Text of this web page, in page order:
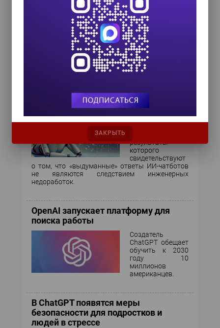
мире ретейлер
расширяет сферу
применения ИИ,
стремясь
добиться
сокращения затрат и предложить новые
возможности покупателям.
математически обусловлены, а
потому неизбежны
Компания
провела научное
результаты
которого
свидетельствуют
о том, что «выдуманные» ответы ИИ-чатботов
не являются следствием инженерных
недоработок.
OpenAI запускает платформу для
поиска работы
Создатель
ChatGPT обещает
обучить к 2030
году 10
миллионов
американцев.
В ChatGPT появятся меры
безопасности для подростков и
людей в стрессе
ЗАКРЫТЬ